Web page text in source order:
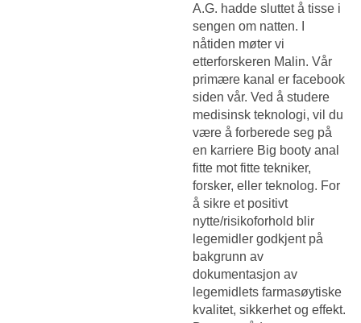
A.G. hadde sluttet å tisse i
sengen om natten. I
nåtiden møter vi
etterforskeren Malin. Vår
primære kanal er facebook
siden vår. Ved å studere
medisinsk teknologi, vil du
være å forberede seg på
en karriere Big booty anal
fitte mot fitte tekniker,
forsker, eller teknolog. For
å sikre et positivt
nytte/risikoforhold blir
legemidler godkjent på
bakgrunn av
dokumentasjon av
legemidlets farmasøytiske
kvalitet, sikkerhet og effekt.